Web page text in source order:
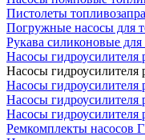
Пистолеты
Погружные насосы для
Рукава силиконовые
Насосы
Насосы
Насосы
Насосы
Насосы
Ремкомплекты насосов